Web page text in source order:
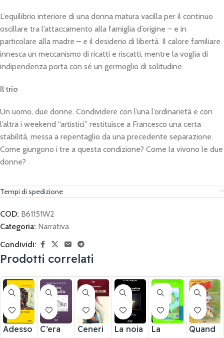
L’equilibrio interiore di una donna matura vacilla per il continuo
oscillare tra l’attaccamento alla famiglia d’origine – e in
particolare alla madre – e il desiderio di libertà. Il calore familiare
innesca un meccanismo di ricatti e riscatti, mentre la voglia di
indipendenza porta con sé un germoglio di solitudine.
Il trio
Un uomo, due donne. Condividere con l’una l’ordinarietà e con
l’altra i weekend “artistici” restituisce a Francesco una certa
stabilità, messa a repentaglio da una precedente separazione.
Come giungono i tre a questa condizione? Come la vivono le due
donne?
Tempi di spedizione
COD: B61151W2
Categoria: Narrativa
Condividi:
Prodotti correlati
Adesso
C’era
Ceneri
La noia
ESA
URI
La
Quand